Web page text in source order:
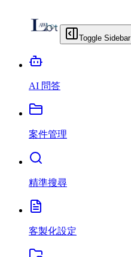
Toggle Sidebar
AI 問答
案件管理
精準搜尋
客製化設定